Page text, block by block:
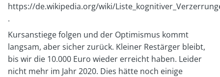
https://de.wikipedia.org/wiki/
.
Kursanstiege folgen und der Optimismus kommt
langsam, aber sicher zurück. Kleiner Restärger bleibt,
bis wir die 10.000 Euro wieder erreicht haben. Leider
nicht mehr im Jahr 2020. Dies hätte noch einige